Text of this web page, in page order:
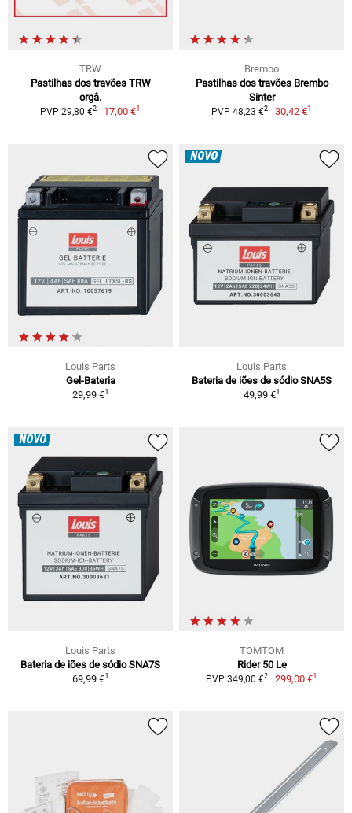
TRW
Pastilhas dos travões TRW
orgâ.
PVP 29,80 €2 17,00 €1
Brembo
Pastilhas dos travões Brembo
Sinter
PVP 48,23 €2 30,42 €1
Louis Parts
Gel-Bateria
29,99 €1
NOVO
Louis Parts
Bateria de iões de sódio SNA5S
49,99 €1
NOVO
Louis Parts
Bateria de iões de sódio SNA7S
69,99 €1
TOMTOM
Rider 50 Le
PVP 349,00 €2 299,00 €1